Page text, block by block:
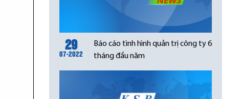
29
07-2022
Báo cáo tình hình quản trị công ty 6
tháng đầu năm